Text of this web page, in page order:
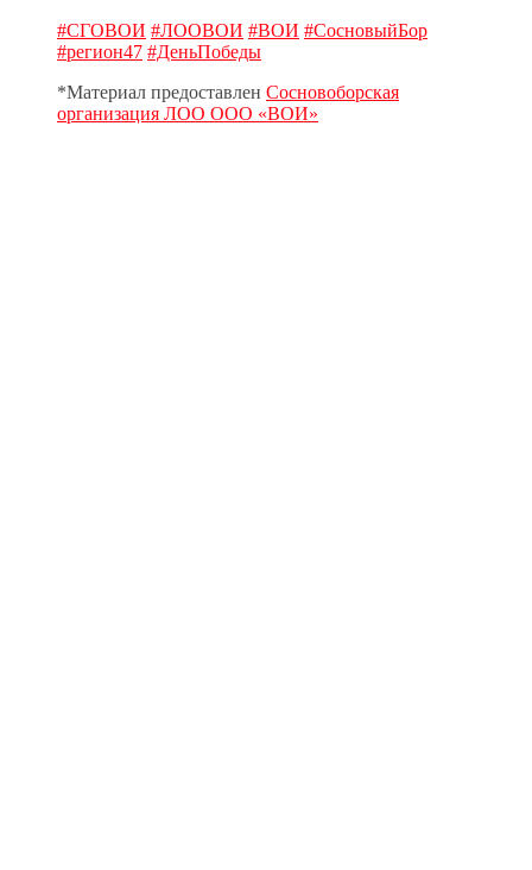
#СГОВОИ #ЛООВОИ #ВОИ #СосновыйБор
#регион47 #ДеньПобеды
*Материал предоставлен Сосновоборская
организация ЛОО ООО «ВОИ»